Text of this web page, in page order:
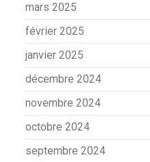
mars 2025
février 2025
janvier 2025
décembre 2024
novembre 2024
octobre 2024
septembre 2024